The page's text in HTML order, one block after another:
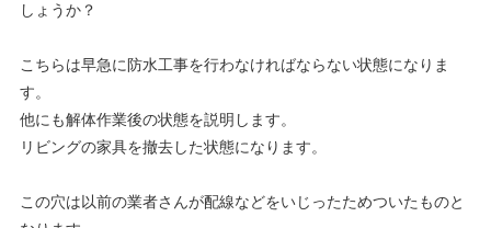
しょうか？
こちらは早急に防水工事を行わなければならない状態になりま
す。
他にも解体作業後の状態を説明します。
リビングの家具を撤去した状態になります。
この穴は以前の業者さんが配線などをいじったためついたものと